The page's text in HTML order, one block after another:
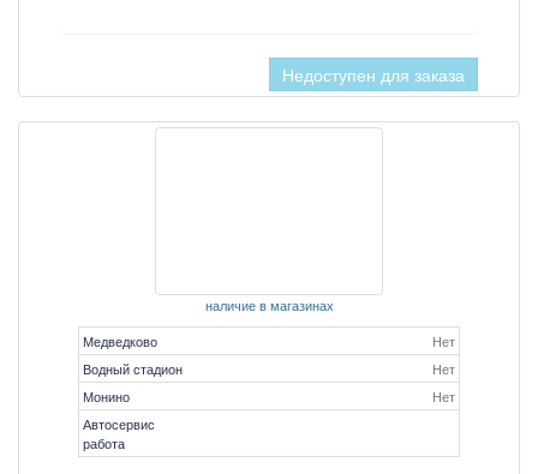
Недоступен для заказа
наличие в магазинах
Медведково
Нет
Водный стадион
Нет
Монино
Нет
Автосервис
работа